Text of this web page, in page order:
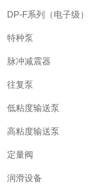
DP-F系列（电子级）
特种泵
脉冲减震器
往复泵
低粘度输送泵
高粘度输送泵
定量阀
润滑设备